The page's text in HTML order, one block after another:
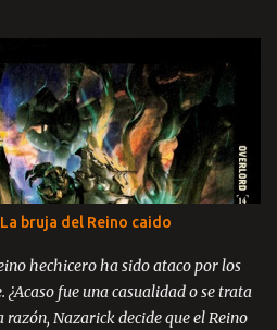
bruja del Reino caido
hechicero ha sido ataco por los
¿Acaso fue una casualidad o se trata
razón, Nazarick decide que el Reino